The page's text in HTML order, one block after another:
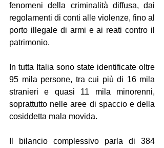
fenomeni della criminalità diffusa, dai
regolamenti di conti alle violenze, fino al
porto illegale di armi e ai reati contro il
patrimonio.
In tutta Italia sono state identificate oltre
95 mila persone, tra cui più di 16 mila
stranieri e quasi 11 mila minorenni,
soprattutto nelle aree di spaccio e della
cosiddetta mala movida.
Il bilancio complessivo parla di 384